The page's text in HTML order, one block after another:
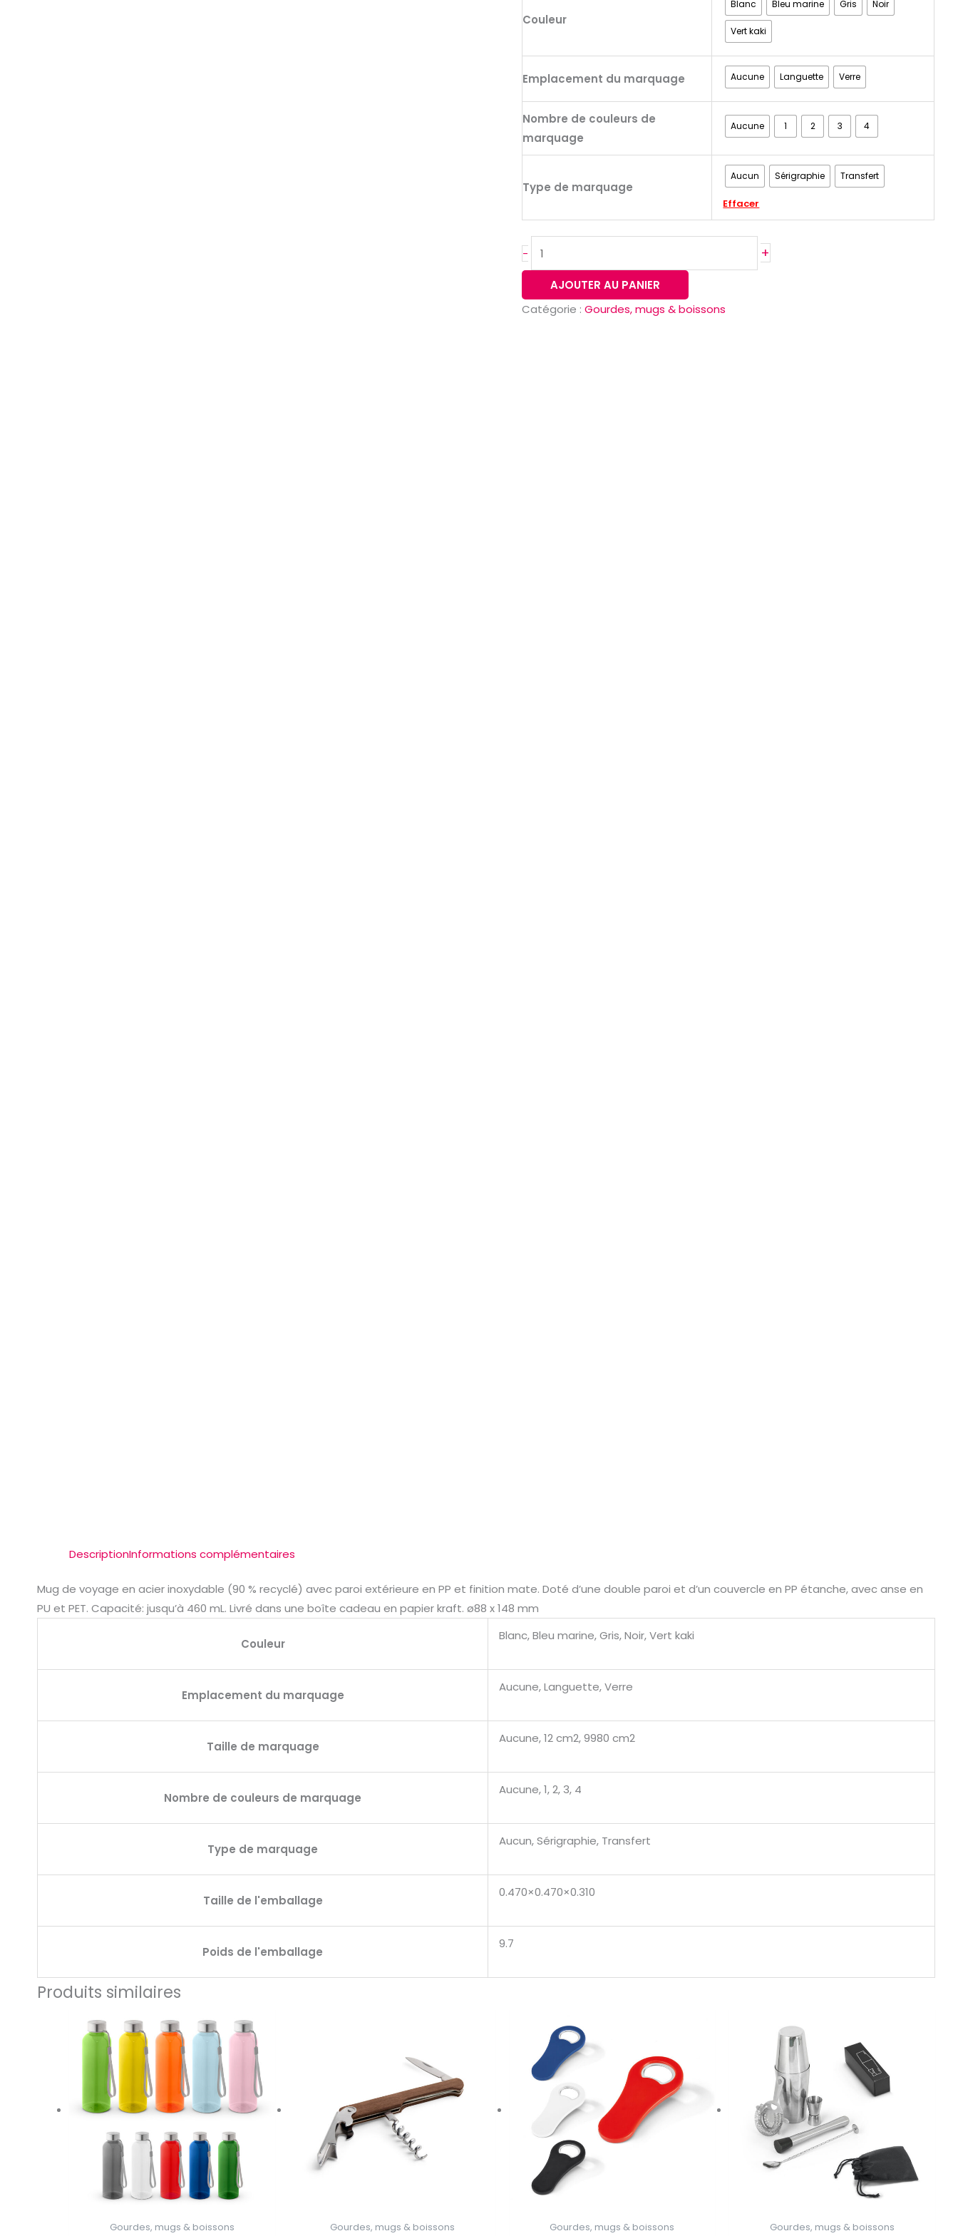
Couleur
Blanc Bleu marine Gris Noir
Vert kaki
Emplacement du marquage Aucune Languette Verre
Nombre de couleurs de
marquage
Aucune 1 2 3 4
Type de marquage
Aucun Sérigraphie Transfert
Effacer
-
%
paroi
extérieure
en
pp,
finition
440
ml
+
AJOUTER AU PANIER
Catégorie :Gourdes, mugs & boissons
DescriptionInformations complémentaires
Mug de voyage en acier inoxydable (90 % recyclé) avec paroi extérieure en PP et finition mate. Doté d’une double paroi et d’un couvercle en PP étanche, avec anse en
PU et PET. Capacité: jusqu’à 460 mL. Livré dans une boîte cadeau en papier kraft. ø88 x 148 mm
Couleur
Blanc, Bleu marine, Gris, Noir, Vert kaki
Emplacement du marquage
Aucune, Languette, Verre
Taille de marquage
Aucune, 12 cm2, 9980 cm2
Nombre de couleurs de marquage
Aucune, 1, 2, 3, 4
Type de marquage
Aucun, Sérigraphie, Transfert
Taille de l'emballage
0.470×0.470×0.310
Poids de l'emballage
9.7
Produits similaires
Gourdes, mugs & boissons Gourdes, mugs & boissons Gourdes, mugs & boissons Gourdes, mugs & boissons